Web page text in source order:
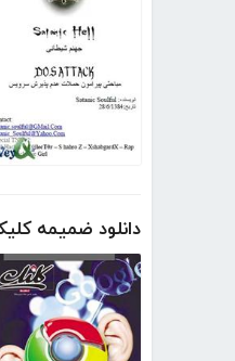
دانلود ضمیمه